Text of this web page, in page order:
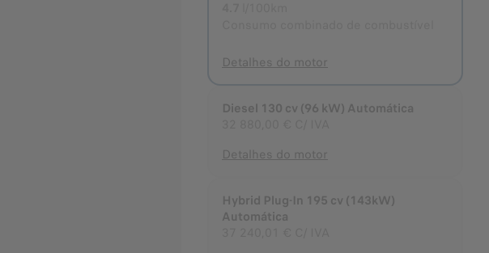
Detalhes do motor
Diesel 130 cv (96 kW) Automática
Detalhes do motor
Hybrid Plug-In 195 cv (143kW)
Automática